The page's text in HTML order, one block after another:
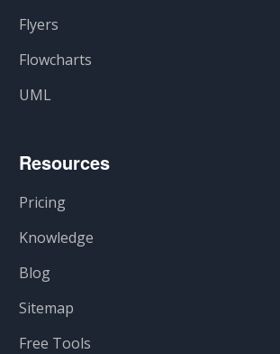
Flyers
Flowcharts
UML
Resources
Pricing
Knowledge
Blog
Sitemap
Free Tools